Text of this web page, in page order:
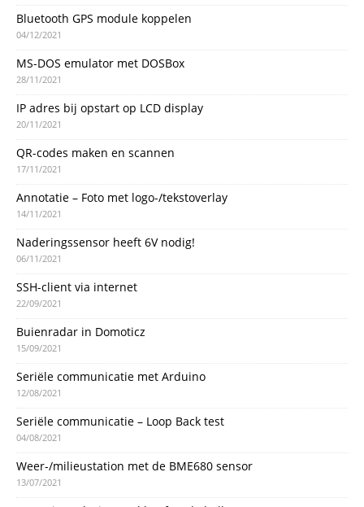
Bluetooth GPS module koppelen
04/12/2021
MS-DOS emulator met DOSBox
28/11/2021
IP adres bij opstart op LCD display
20/11/2021
QR-codes maken en scannen
17/11/2021
Annotatie – Foto met logo-/tekstoverlay
14/11/2021
Naderingssensor heeft 6V nodig!
06/11/2021
SSH-client via internet
22/09/2021
Buienradar in Domoticz
15/09/2021
Seriële communicatie met Arduino
12/08/2021
Seriële communicatie – Loop Back test
04/08/2021
Weer-/milieustation met de BME680 sensor
13/07/2021